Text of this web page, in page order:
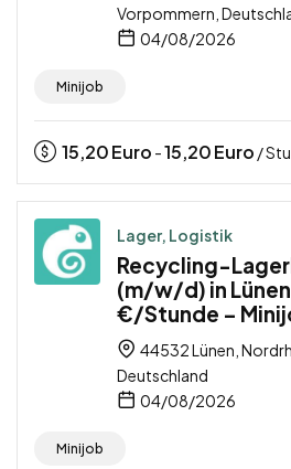
Vorpommern,
04/08/2026
Minijob
15,20Euro -15,20Euro /
Lager, Logistik
Recycling-
(m/w/d) in
€/Stunde –
44532 Lünen,
Deutschland
04/08/2026
Minijob